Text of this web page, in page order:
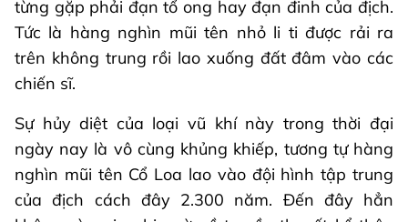
từng gặp phải đạn tổ ong hay đạn đinh của địch.
Tức là hàng nghìn mũi tên nhỏ li ti được rải ra
trên không trung rồi lao xuống đất đâm vào các
chiến sĩ.
Sự hủy diệt của loại vũ khí này trong thời đại
ngày nay là vô cùng khủng khiếp, tương tự hàng
nghìn mũi tên Cổ Loa lao vào đội hình tập trung
của địch cách đây 2.300 năm. Đến đây hẳn